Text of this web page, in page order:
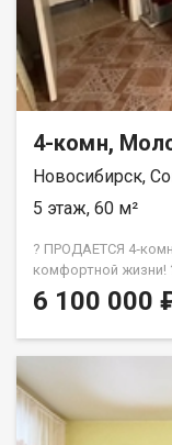
4-комн,
Новосибирск,
5 этаж, 60 м²
? ПРОДАЕТСЯ
комфортной жизни!
ул. Молодости, 3.
конца августа, т.к.
на ремонт? Эта
уже сделан,
подъезде — свежий
живите! ✨ Что вы
6 100 000